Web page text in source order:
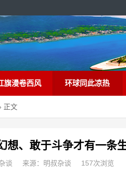
旗漫卷西风 环球同此凉热
正文
想、敢于斗争才有一条
谈 来源：明叔杂谈 157次浏览